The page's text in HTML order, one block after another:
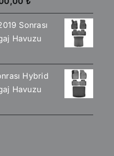
Sonrası
Havuzu
Hybrid
Havuzu